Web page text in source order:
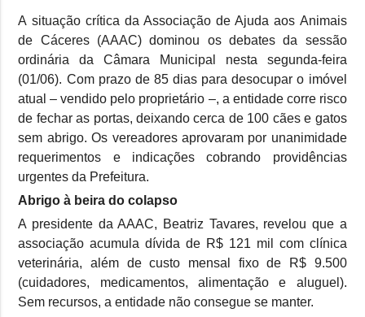
A situação crítica da Associação de Ajuda aos Animais
de Cáceres (AAAC) dominou os debates da sessão
ordinária da Câmara Municipal nesta segunda-feira
(01/06). Com prazo de 85 dias para desocupar o imóvel
atual – vendido pelo proprietário –, a entidade corre risco
de fechar as portas, deixando cerca de 100 cães e gatos
sem abrigo. Os vereadores aprovaram por unanimidade
requerimentos e indicações cobrando providências
urgentes da Prefeitura.
Abrigo à beira do colapso
A presidente da AAAC, Beatriz Tavares, revelou que a
associação acumula dívida de R$ 121 mil com clínica
veterinária, além de custo mensal fixo de R$ 9.500
(cuidadores, medicamentos, alimentação e aluguel).
Sem recursos, a entidade não consegue se manter.